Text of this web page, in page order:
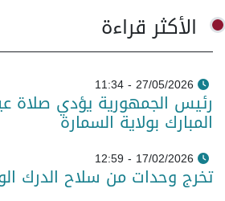
الأكثر قراءة
27/05/2026 - 11:34
رئيس الجمهورية يؤدي صلاة
المبارك بولاية السمارة
17/02/2026 - 12:59
تخرج وحدات من سلاح الدرك